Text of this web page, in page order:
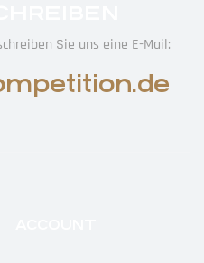
Sie uns eine E-Mail: